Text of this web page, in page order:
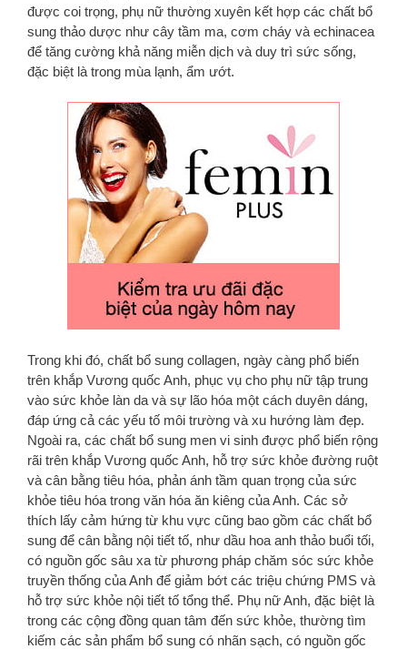
được coi trọng, phụ nữ thường xuyên kết hợp các chất bổ
sung thảo dược như cây tầm ma, cơm cháy và echinacea
để tăng cường khả năng miễn dịch và duy trì sức sống,
đặc biệt là trong mùa lạnh, ẩm ướt.
Trong khi đó, chất bổ sung collagen, ngày càng phổ biến
trên khắp Vương quốc Anh, phục vụ cho phụ nữ tập trung
vào sức khỏe làn da và sự lão hóa một cách duyên dáng,
đáp ứng cả các yếu tố môi trường và xu hướng làm đẹp.
Ngoài ra, các chất bổ sung men vi sinh được phổ biến rộng
rãi trên khắp Vương quốc Anh, hỗ trợ sức khỏe đường ruột
và cân bằng tiêu hóa, phản ánh tầm quan trọng của sức
khỏe tiêu hóa trong văn hóa ăn kiêng của Anh. Các sở
thích lấy cảm hứng từ khu vực cũng bao gồm các chất bổ
sung để cân bằng nội tiết tố, như dầu hoa anh thảo buổi tối,
có nguồn gốc sâu xa từ phương pháp chăm sóc sức khỏe
truyền thống của Anh để giảm bớt các triệu chứng PMS và
hỗ trợ sức khỏe nội tiết tố tổng thể. Phụ nữ Anh, đặc biệt là
trong các cộng đồng quan tâm đến sức khỏe, thường tìm
kiếm các sản phẩm bổ sung có nhãn sạch, có nguồn gốc